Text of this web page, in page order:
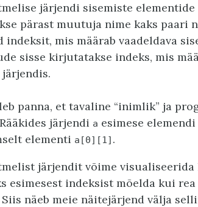
järjendi sisemiste
pärast muutuja nime kaks paari
indeksit, mis määrab vaadeldava
sisse kirjutatakse indeks, mis
panna, et tavaline “inimlik” ja
järjendi a esimese
elementi a[0][1] .
järjendit võime
esimesest indeksist mõelda kui
näeb meie näitejärjend välja